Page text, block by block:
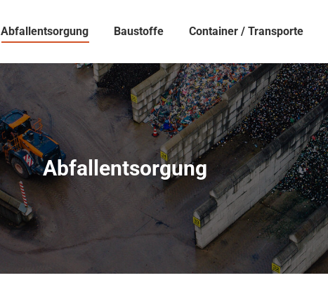
Abfallentsorgung Baustoffe Container / Transporte
Abfallentsorgung